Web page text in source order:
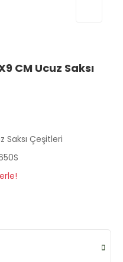
CM Ucuz Saksı
Saksı Çeşitleri